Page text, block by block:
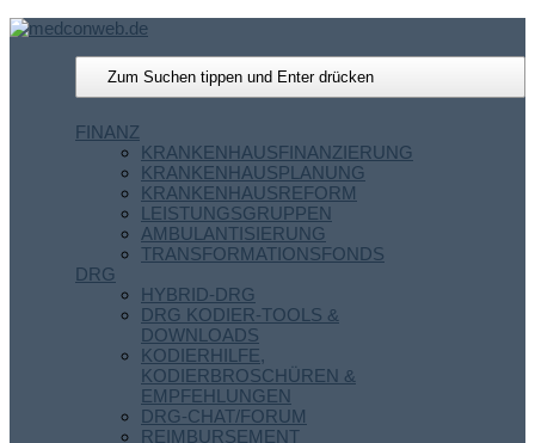
FINANZ
KRANKENHAUSFINANZIERUNG
KRANKENHAUSPLANUNG
KRANKENHAUSREFORM
LEISTUNGSGRUPPEN
AMBULANTISIERUNG
TRANSFORMATIONSFONDS
DRG
HYBRID-DRG
DRG KODIER-TOOLS &
DOWNLOADS
KODIERHILFE,
KODIERBROSCHÜREN &
EMPFEHLUNGEN
DRG-CHAT/FORUM
REIMBURSEMENT